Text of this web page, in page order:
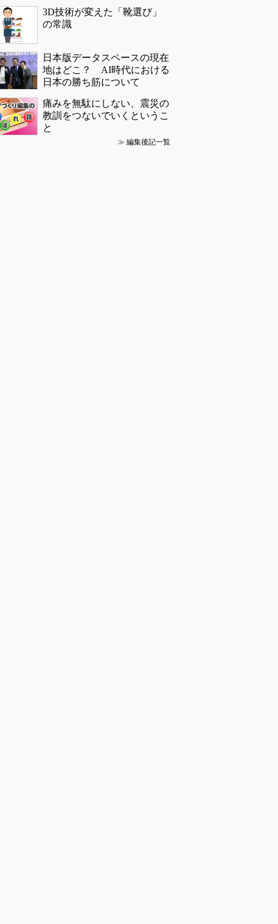
3D技術が変えた「靴選び」
の常識
日本版データスペースの現在
地はどこ？ AI時代における
日本の勝ち筋について
痛みを無駄にしない、震災の
教訓をつないでいくというこ
と
≫ 編集後記一覧